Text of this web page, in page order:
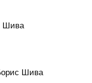
Шива
Шива